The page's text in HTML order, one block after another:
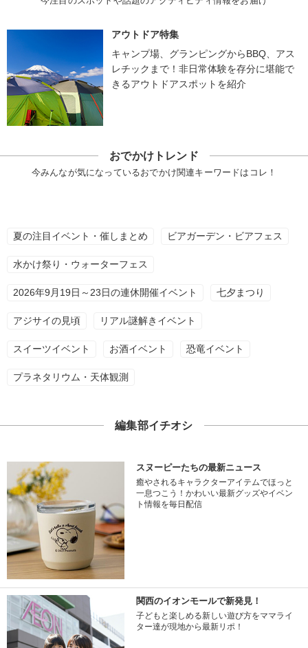
アウトドア特集
キャンプ場、グランピングからBBQ、アス
レチックまで！非日常体験を存分に堪能で
きるアウトドアスポットを紹介
おでかけトレンド
今みんなが気になっているおでかけ関連キーワードはコレ！
夏の注目イベント・催しまとめ ビアガーデン・ビアフェス
水かけ祭り・ウォーターフェス
2026年9月19日～23日の連休開催イベント 七夕まつり
アジサイの見頃 リアル謎解きイベント
スイーツイベント お酒イベント 恐竜イベント
プラネタリウム・天体観測
編集部イチオシ
スヌーピーたちの最新ニュース
癒やされるキャラクターアイテムでほっと
一息つこう！かわいい最新グッズやイベン
ト情報を毎日配信
関西のイオンモールで新発見！
子どもと楽しめる新しい遊び方をママライ
ター達が現地から最新リポ！